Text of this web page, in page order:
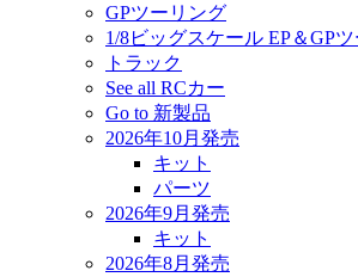
GPツーリング
1/8ビッグスケール EP＆GP
トラック
See all RCカー
Go to 新製品
2026年10月発売
キット
パーツ
2026年9月発売
キット
2026年8月発売